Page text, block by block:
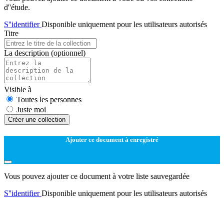
d''étude.
S''identifierDisponible uniquement pour les utilisateurs autorisés
Titre
La description (optionnel)
Visible à
Toutes les personnes
Juste moi
Créer une collection
Ajouter ce document à enregistré
Vous pouvez ajouter ce document à votre liste sauvegardée
S''identifierDisponible uniquement pour les utilisateurs autorisés